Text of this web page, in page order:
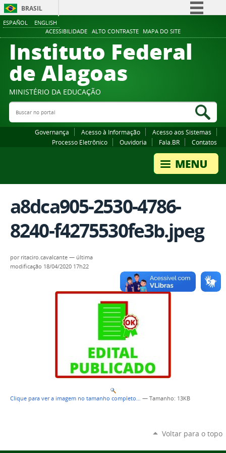
ESPAÑOL ENGLISH
ACESSIBILIDADE ALTO CONTRASTE MAPA DO SITE
BRASIL
Comunica BR
Participe
Canais
Instituto Federal
de Alagoas
MINISTÉRIO DA EDUCAÇÃO
Buscar no portal
Governança Acesso à Informação
Acesso aos Sistemas
Processo Eletrônico
Ouvidoria Fala.BR Contatos
a8dca905-2530-4786-
8240-f4275530fe3b.jpeg
por ritaciro.cavalcante — última
modificação 18/04/2020 17h22
Clique para ver a imagem no tamanho completo… — Tamanho: 13KB
Voltar para o topo